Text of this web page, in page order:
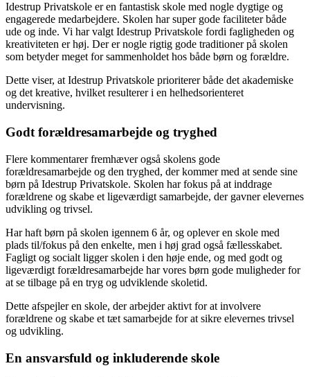
Idestrup Privatskole er en fantastisk skole med nogle dygtige og
engagerede medarbejdere. Skolen har super gode faciliteter både
ude og inde. Vi har valgt Idestrup Privatskole fordi fagligheden og
kreativiteten er høj. Der er nogle rigtig gode traditioner på skolen
som betyder meget for sammenholdet hos både børn og forældre.
Dette viser, at Idestrup Privatskole prioriterer både det akademiske
og det kreative, hvilket resulterer i en helhedsorienteret
undervisning.
Godt forældresamarbejde og tryghed
Flere kommentarer fremhæver også skolens gode
forældresamarbejde og den tryghed, der kommer med at sende sine
børn på Idestrup Privatskole. Skolen har fokus på at inddrage
forældrene og skabe et ligeværdigt samarbejde, der gavner elevernes
udvikling og trivsel.
Har haft børn på skolen igennem 6 år, og oplever en skole med
plads til/fokus på den enkelte, men i høj grad også fællesskabet.
Fagligt og socialt ligger skolen i den høje ende, og med godt og
ligeværdigt forældresamarbejde har vores børn gode muligheder for
at se tilbage på en tryg og udviklende skoletid.
Dette afspejler en skole, der arbejder aktivt for at involvere
forældrene og skabe et tæt samarbejde for at sikre elevernes trivsel
og udvikling.
En ansvarsfuld og inkluderende skole